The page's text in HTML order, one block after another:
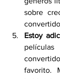
sobre
Estoy
favorito.